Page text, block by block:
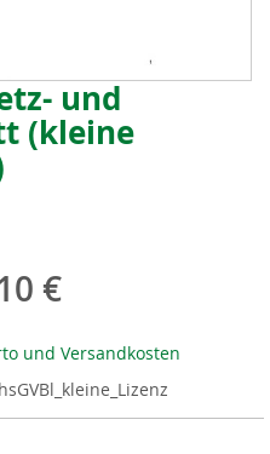
und
(kleine
€
und Versandkosten